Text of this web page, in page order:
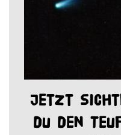
Jetzt
du den